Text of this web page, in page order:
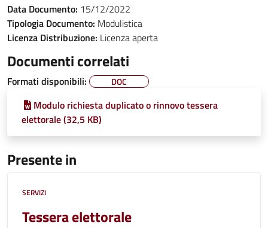
Data Documento: 15/12/2022
Tipologia Documento: Modulistica
Licenza Distribuzione: Licenza aperta
Documenti correlati
Formati disponibili: DOC
Modulo richiesta duplicato o rinnovo tessera
elettorale (32,5 KB)
Presente in
SERVIZI
Tessera elettorale